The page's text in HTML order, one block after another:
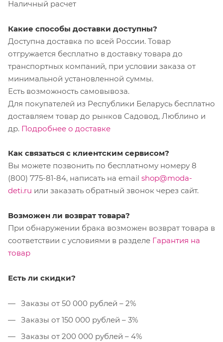
Наличный расчет
Какие способы доставки доступны?
Доступна доставка по всей России. Товар
отгружается бесплатно в доставку товара до
транспортных компаний, при условии заказа от
минимальной установленной суммы.
Есть возможность самовывоза.
Для покупателей из Республики Беларусь бесплатно
доставляем товар до рынков Садовод, Люблино и
др. Подробнее о доставке
Как связаться с клиентским сервисом?
Вы можете позвонить по бесплатному номеру 8
(800) 775-81-84, написать на email shop@moda-
deti.ru или заказать обратный звонок через сайт.
Возможен ли возврат товара?
При обнаружении брака возможен возврат товара в
соответствии с условиями в разделе Гарантия на
товар
Есть ли скидки?
Заказы от 50 000 рублей – 2%
Заказы от 150 000 рублей – 3%
Заказы от 200 000 рублей – 4%